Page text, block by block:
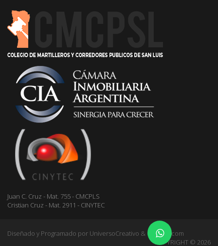
Juan C. Cruz - Mat. 755 - CMCPLS
Cristian Cruz - Mat. 2911 - CINYTEC
Diseñado y Programado por UniversoCreativo & Gestioo.com
COPYRIGHT © 2026